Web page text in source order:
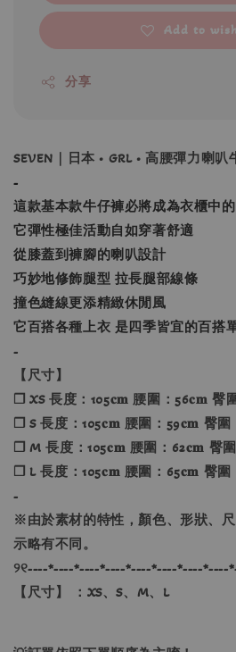
Add to
分享
SEVEN｜日本 • GRL • 高腰彈力喇
-
這款基本款牛仔褲必將成為衣櫃中
它彈性極佳活動自如穿著舒適
從膝蓋到褲腳的喇叭設計
巧妙地修飾腿型 拉長腿部線條
撞色縫線更添精緻休閒風
它百搭各種上衣 是四季皆宜的百搭
-
【尺寸】
❐ XS 長度：105𝐜𝐦 腰圍：56𝐜𝐦 臀
❐ S 長度：105𝐜𝐦 腰圍：59𝐜𝐦 臀
❐ M 長度：105𝐜𝐦 腰圍：62𝐜𝐦 臀
❐ L 長度：105𝐜𝐦 腰圍：65𝐜𝐦 臀
-
※由於素材的特性，顏色、形狀、
示略有不同。
୨୧----*----*----*----*----*----*----*----
【尺寸】 ：XS、S、M、L